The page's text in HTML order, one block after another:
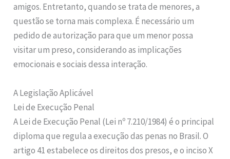
amigos. Entretanto, quando se trata de menores, a
questão se torna mais complexa. É necessário um
pedido de autorização para que um menor possa
visitar um preso, considerando as implicações
emocionais e sociais dessa interação.
A Legislação Aplicável
Lei de Execução Penal
A Lei de Execução Penal (Lei nº 7.210/1984) é o principal
diploma que regula a execução das penas no Brasil. O
artigo 41 estabelece os direitos dos presos, e o inciso X